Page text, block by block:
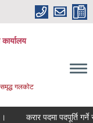
समृद्ध गलकोट
करार पदमा पदपूर्ति गर्ने